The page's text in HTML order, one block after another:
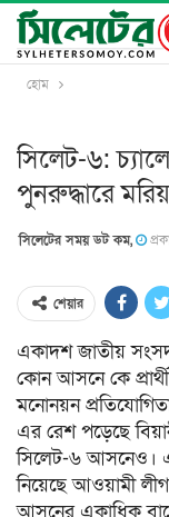
হোম
সিলেট-৬:
পুনরুদ্ধারে
সিলেটের সময় ডট কম,
শেয়ার
একাদশ জাতীয়
কোন আসনে কে
মনোনয়ন
এর রেশ পড়েছে
সিলেট-৬ আসনেও। এ
নিয়েছে আওয়ামী
আসনের একাধিক